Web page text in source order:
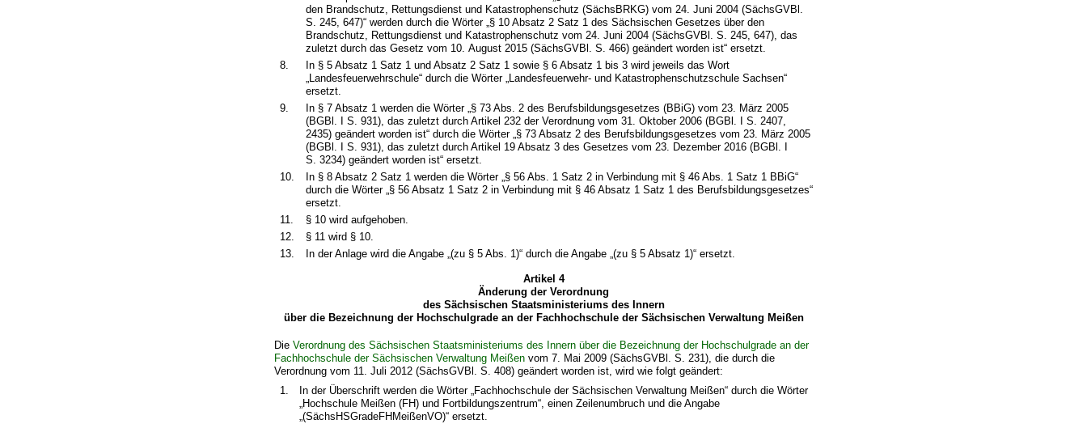
den Brandschutz, Rettungsdienst und Katastrophenschutz (SächsBRKG) vom 24. Juni 2004 (SächsGVBl.
S. 245, 647)“ werden durch die Wörter „§ 10 Absatz 2 Satz 1 des Sächsischen Gesetzes über den
Brandschutz, Rettungsdienst und Katastrophenschutz vom 24. Juni 2004 (SächsGVBl. S. 245, 647), das
zuletzt durch das Gesetz vom 10. August 2015 (SächsGVBl. S. 466) geändert worden ist“ ersetzt.
8.
In § 5 Absatz 1 Satz 1 und Absatz 2 Satz 1 sowie § 6 Absatz 1 bis 3 wird jeweils das Wort
„Landesfeuerwehrschule“ durch die Wörter „Landesfeuerwehr- und Katastrophenschutzschule Sachsen“
ersetzt.
9.
In § 7 Absatz 1 werden die Wörter „§ 73 Abs. 2 des Berufsbildungsgesetzes (BBiG) vom 23. März 2005
(BGBl. I S. 931), das zuletzt durch Artikel 232 der Verordnung vom 31. Oktober 2006 (BGBl. I S. 2407,
2435) geändert worden ist“ durch die Wörter „§ 73 Absatz 2 des Berufsbildungsgesetzes vom 23. März 2005
(BGBl. I S. 931), das zuletzt durch Artikel 19 Absatz 3 des Gesetzes vom 23. Dezember 2016 (BGBl. I
S. 3234) geändert worden ist“ ersetzt.
10.
In § 8 Absatz 2 Satz 1 werden die Wörter „§ 56 Abs. 1 Satz 2 in Verbindung mit § 46 Abs. 1 Satz 1 BBiG“
durch die Wörter „§ 56 Absatz 1 Satz 2 in Verbindung mit § 46 Absatz 1 Satz 1 des Berufsbildungsgesetzes“
ersetzt.
11.
§ 10 wird aufgehoben.
12.
§ 11 wird § 10.
13.
In der Anlage wird die Angabe „(zu § 5 Abs. 1)“ durch die Angabe „(zu § 5 Absatz 1)“ ersetzt.
Artikel 4
Änderung der Verordnung
des Sächsischen Staatsministeriums des Innern
über die Bezeichnung der Hochschulgrade an der Fachhochschule der Sächsischen Verwaltung Meißen
DieVerordnung des Sächsischen Staatsministeriums des Innern über die Bezeichnung der Hochschulgrade an der
Fachhochschule der Sächsischen Verwaltung Meißen vom 7. Mai 2009 (SächsGVBl. S. 231), die durch die
Verordnung vom 11. Juli 2012 (SächsGVBl. S. 408) geändert worden ist, wird wie folgt geändert:
1.
In der Überschrift werden die Wörter „Fachhochschule der Sächsischen Verwaltung Meißen“ durch die Wörter
„Hochschule Meißen (FH) und Fortbildungszentrum“, einen Zeilenumbruch und die Angabe
„(SächsHSGradeFHMeißenVO)“ ersetzt.